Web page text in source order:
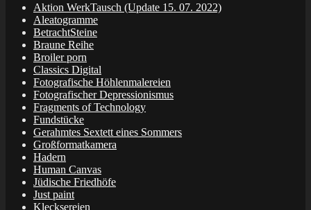
Aktion WerkTausch (Update 15. 07. 2022)
Aleatogramme
BetrachtSteine
Braune Reihe
Broiler porn
Classics Digital
Fotografische Höhlenmalereien
Fotografischer Depressionismus
Fragments of Technology
Fundstücke
Gerahmtes Sextett eines Sommers
Großformatkamera
Hadern
Human Canvas
Jüdische Friedhöfe
Just paint
Klecksereien